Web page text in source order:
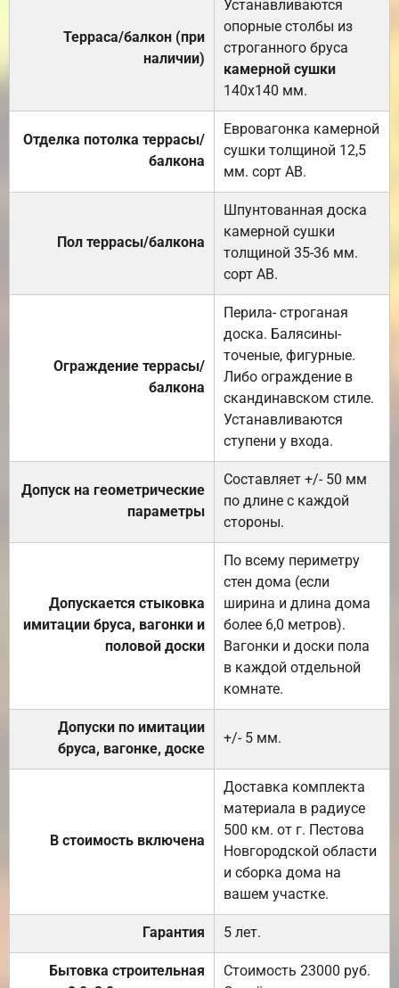
Терраса/балкон (при
наличии)
Устанавливаются
опорные столбы из
строганного бруса
камерной сушки
140х140 мм.
Отделка потолка террасы/
балкона
Евровагонка камерной
сушки толщиной 12,5
мм. сорт АВ.
Пол террасы/балкона
Шпунтованная доска
камерной сушки
толщиной 35-36 мм.
сорт АВ.
Ограждение террасы/
балкона
Перила- строганая
доска. Балясины-
точеные, фигурные.
Либо ограждение в
скандинавском стиле.
Устанавливаются
ступени у входа.
Допуск на геометрические
параметры
Составляет +/- 50 мм
по длине с каждой
стороны.
Допускается стыковка
имитации бруса, вагонки и
половой доски
По всему периметру
стен дома (если
ширина и длина дома
более 6,0 метров).
Вагонки и доски пола
в каждой отдельной
комнате.
Допуски по имитации
бруса, вагонке, доске
+/- 5 мм.
В стоимость включена
Доставка комплекта
материала в радиусе
500 км. от г. Пестова
Новгородской области
и сборка дома на
вашем участке.
Гарантия 5 лет.
Бытовка строительная
Стоимость 23000 руб.